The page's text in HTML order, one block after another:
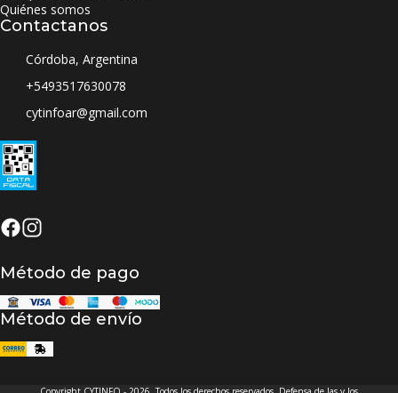
Quiénes somos
Contactanos
Córdoba, Argentina
+5493517630078
cytinfoar@gmail.com
Método de pago
Método de envío